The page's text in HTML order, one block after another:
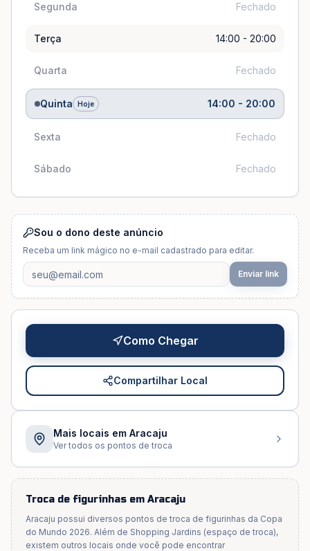
Segunda Fechado
Terça 14:00 - 20:00
Quarta Fechado
Quinta Hoje 14:00 - 20:00
Sexta Fechado
Sábado Fechado
Sou o dono deste anúncio
Receba um link mágico no e-mail cadastrado para editar.
Enviar link
Como Chegar
Compartilhar Local
Mais locais em Aracaju
Ver todos os pontos de troca
Troca de figurinhas em Aracaju
Aracaju possui diversos pontos de troca de figurinhas da Copa
do Mundo 2026. Além de Shopping Jardins (espaço de troca),
existem outros locais onde você pode encontrar